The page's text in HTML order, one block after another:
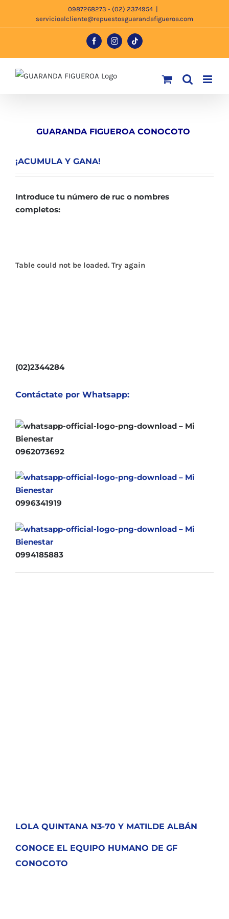
0987268273 - (02) 2374954 |
servicioalcliente@repuestosguarandafigueroa.com
FacebookInstagramTiktok
GUARANDA FIGUEROA CONOCOTO
¡ACUMULA Y GANA!
Introduce tu número de ruc o nombres
completos:
Table could not be loaded. Try again
(02)2344284
Contáctate por Whatsapp:
0962073692
0996341919
0994185883
LOLA QUINTANA N3-70 Y MATILDE ALBÁN
CONOCE EL EQUIPO HUMANO DE GF
CONOCOTO